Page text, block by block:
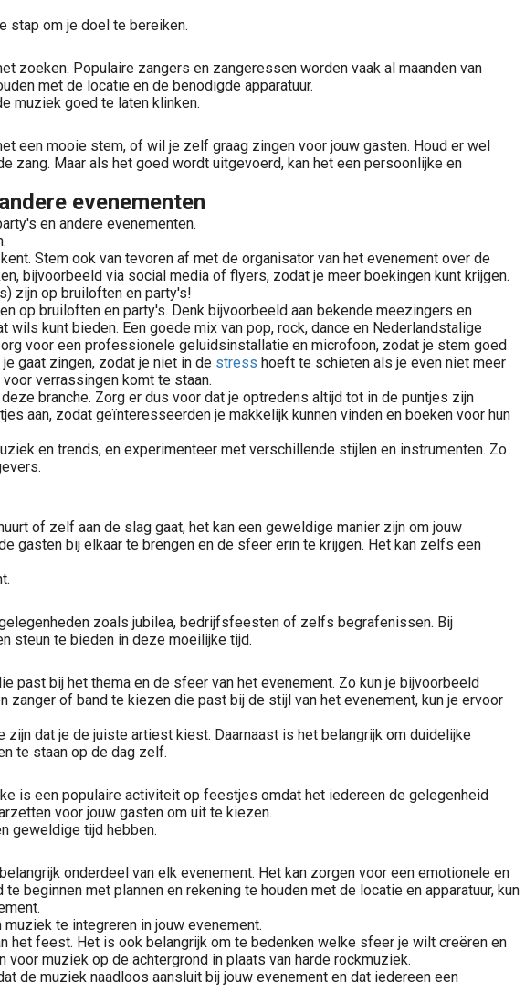
stap om je doel te bereiken.
Populaire zangers en zangeressen worden vaak al maanden van
met de locatie en de benodigde apparatuur.
muziek goed te laten klinken.
een mooie stem, of wil je zelf graag zingen voor jouw gasten. Houd er wel
zang. Maar als het goed wordt uitgevoerd, kan het een persoonlijke en
evenementen
en andere evenementen.
Stem ook van tevoren af met de organisator van het evenement over de
bijvoorbeeld via social media of flyers, zodat je meer boekingen kunt krijgen.
zijn op bruiloften en party's!
op bruiloften en party's. Denk bijvoorbeeld aan bekende meezingers en
kunt bieden. Een goede mix van pop, rock, dance en Nederlandstalige
voor een professionele geluidsinstallatie en microfoon, zodat je stem goed
gaat zingen, zodat je niet in de stress hoeft te schieten als je even niet meer
verrassingen komt te staan.
branche. Zorg er dus voor dat je optredens altijd tot in de puntjes zijn
aan, zodat geïnteresseerden je makkelijk kunnen vinden en boeken voor hun
en trends, en experimenteer met verschillende stijlen en instrumenten. Zo
of zelf aan de slag gaat, het kan een geweldige manier zijn om jouw
gasten bij elkaar te brengen en de sfeer erin te krijgen. Het kan zelfs een
zoals jubilea, bedrijfsfeesten of zelfs begrafenissen. Bij
steun te bieden in deze moeilijke tijd.
past bij het thema en de sfeer van het evenement. Zo kun je bijvoorbeeld
of band te kiezen die past bij de stijl van het evenement, kun je ervoor
dat je de juiste artiest kiest. Daarnaast is het belangrijk om duidelijke
te staan op de dag zelf.
is een populaire activiteit op feestjes omdat het iedereen de gelegenheid
voor jouw gasten om uit te kiezen.
geweldige tijd hebben.
onderdeel van elk evenement. Het kan zorgen voor een emotionele en
beginnen met plannen en rekening te houden met de locatie en apparatuur, kun
te integreren in jouw evenement.
het feest. Het is ook belangrijk om te bedenken welke sfeer je wilt creëren en
muziek op de achtergrond in plaats van harde rockmuziek.
de muziek naadloos aansluit bij jouw evenement en dat iedereen een